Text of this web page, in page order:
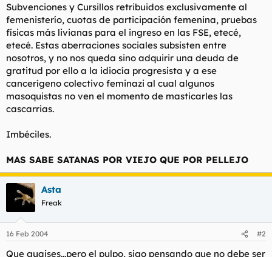
Subvenciones y Cursillos retribuidos exclusivamente al
femenisterío, cuotas de participación femenina, pruebas
físicas más livianas para el ingreso en las FSE, etecé,
etecé. Estas aberraciones sociales subsisten entre
nosotros, y no nos queda sino adquirir una deuda de
gratitud por ello a la idiocía progresista y a ese
cancerígeno colectivo feminazi al cual algunos
masoquistas no ven el momento de masticarles las
cascarrias.
Imbéciles.
MAS SABE SATANAS POR VIEJO QUE POR PELLEJO
Asta
Freak
16 Feb 2004 #2
Que guaises...pero el pulpo, sigo pensando que no debe ser